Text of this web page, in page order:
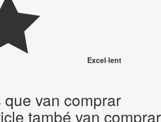
Excel·lent
que van comprar
també van comprar